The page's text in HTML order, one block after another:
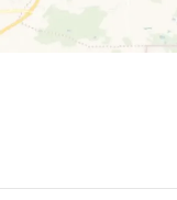
2-